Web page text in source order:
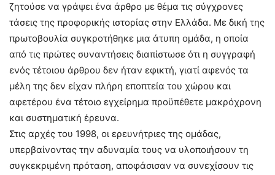
ζητούσε να γράψει ένα άρθρο με θέμα τις σύγχρονες
τάσεις της προφορικής ιστορίας στην Ελλάδα. Με δική της
πρωτοβουλία συγκροτήθηκε μια άτυπη ομάδα, η οποία
από τις πρώτες συναντήσεις διαπίστωσε ότι η συγγραφή
ενός τέτοιου άρθρου δεν ήταν εφικτή, γιατί αφενός τα
μέλη της δεν είχαν πλήρη εποπτεία του χώρου και
αφετέρου ένα τέτοιο εγχείρημα προϋπέθετε μακρόχρονη
και συστηματική έρευνα.
Στις αρχές του 1998, οι ερευνήτριες της ομάδας,
υπερβαίνοντας την αδυναμία τους να υλοποιήσουν τη
συγκεκριμένη πρόταση, αποφάσισαν να συνεχίσουν τις